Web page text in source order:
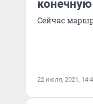
Сейчас
22 июля, 2021,